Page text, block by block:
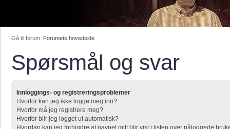
Gå til forum: Forumets hovedside
Spørsmål og svar
Innloggings- og registreringsproblemer
Hvorfor kan jeg ikke logge meg inn?
Hvorfor må jeg registrere meg?
Hvorfor blir jeg logget ut automatisk?
Hvordan kan jeg forhindre at navnet mitt blir vist i listen over påloggede